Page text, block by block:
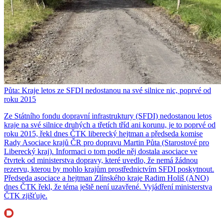
Půta: Kraje letos ze SFDI nedostanou na své silnice nic, poprvé od
roku 2015
Ze Státního fondu dopravní infrastruktury (SFDI) nedostanou letos
kraje na své silnice druhých a třetích tříd ani korunu, je to poprvé od
roku 2015, řekl dnes ČTK liberecký hejtman a předseda komise
Rady Asociace krajů ČR pro dopravu Martin Půta (Starostové pro
Liberecký kraj). Informaci o tom podle něj dostala asociace ve
čtvrtek od ministerstva dopravy, které uvedlo, že nemá žádnou
rezervu, kterou by mohlo krajům prostřednictvím SFDI poskytnout.
Předseda asociace a hejtman Zlínského kraje Radim Holiš (ANO)
dnes ČTK řekl, že téma ještě není uzavřené. Vyjádření ministerstva
ČTK zjišťuje.